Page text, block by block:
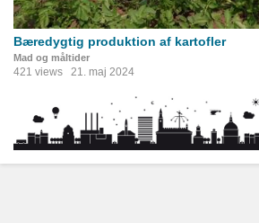
Bæredygtig produktion af kartofler
Mad og måltider
421 views 21. maj 2024